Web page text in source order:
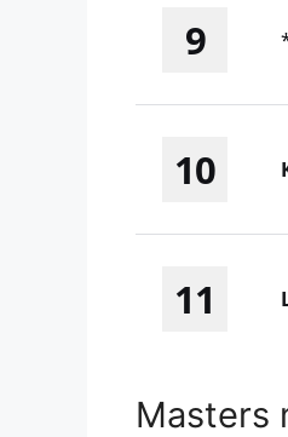
9
10
11
Masters